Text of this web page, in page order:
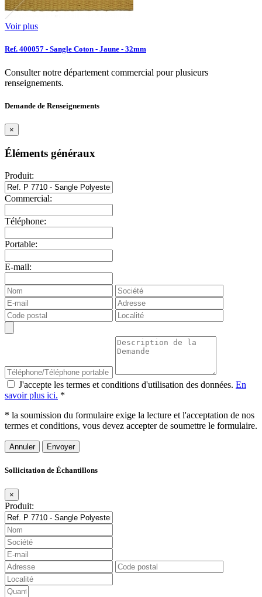
Voir plus
Ref. 400057 - Sangle Coton - Jaune - 32mm
Consulter notre département commercial pour plusieurs
renseignements.
Demande de Renseignements
×
Éléments généraux
Produit:
Commercial:
Téléphone:
Portable:
E-mail:
J'accepte les termes et conditions d'utilisation des données. En
savoir plus ici. *
* la soumission du formulaire exige la lecture et l'acceptation de nos
termes et conditions, vous devez accepter de soumettre le formulaire.
Annuler
Sollicitation de Échantillons
×
Produit: